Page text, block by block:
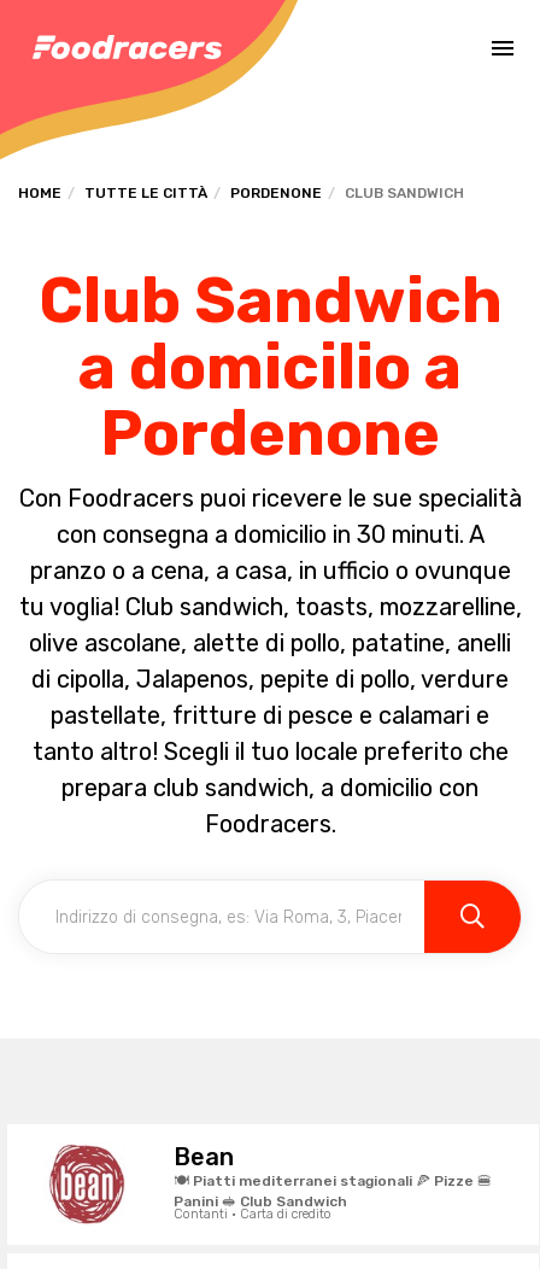
HOME TUTTE LE CITTÀ PORDENONE CLUB SANDWICH
Club Sandwich
a domicilio a
Pordenone
Con Foodracers puoi ricevere le sue specialità
con consegna a domicilio in 30 minuti. A
pranzo o a cena, a casa, in ufficio o ovunque
tu voglia! Club sandwich, toasts, mozzarelline,
olive ascolane, alette di pollo, patatine, anelli
di cipolla, Jalapenos, pepite di pollo, verdure
pastellate, fritture di pesce e calamari e
tanto altro! Scegli il tuo locale preferito che
prepara club sandwich, a domicilio con
Foodracers.
Bean
🍽️ Piatti mediterranei stagionali 🍕 Pizze 🍔
Panini 🥪 Club Sandwich
Contanti · Carta di credito